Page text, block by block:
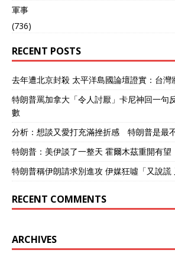
軍事
(736)
RECENT POSTS
去年遭北京封殺 太平洋島國論壇證實：台灣
特朗普罵加拿大「令人討厭」卡尼神回一句
數
分析：想談又愛打充滿挫折感 特朗普是最
特朗普：美伊談了一整天 霍爾木茲重開有望
特朗普稱伊朗請求別進攻 伊媒狂噓「又說謊
RECENT COMMENTS
ARCHIVES